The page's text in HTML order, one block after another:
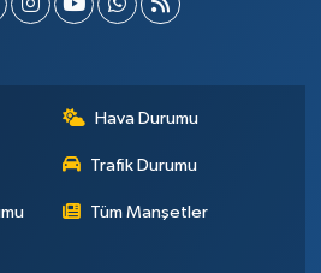
Hava Durumu
Trafik Durumu
Tüm Manşetler